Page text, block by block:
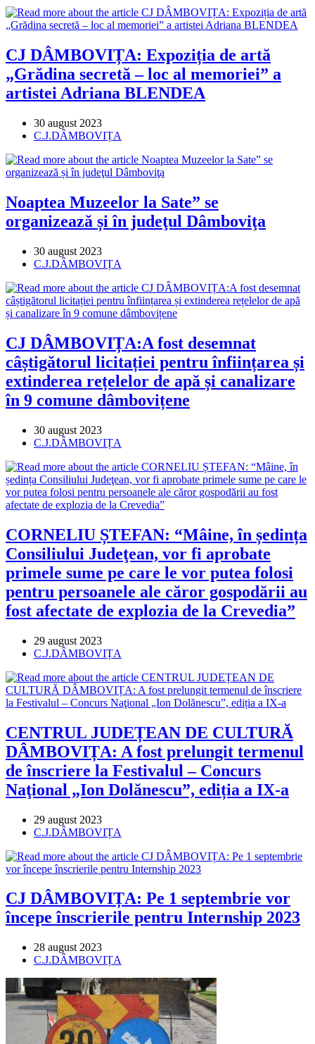
CJ DÂMBOVIȚA: Expoziția de artă
„Grădina secretă – loc al memoriei” a
artistei Adriana BLENDEA
Post
published:
30 august 2023
Post
C.J.DÂMBOVIȚA
Noaptea Muzeelor la Sate” se
organizează și în judeţul Dâmboviţa
Post
published:
30 august 2023
Post
C.J.DÂMBOVIȚA
CJ DÂMBOVIȚA:A fost desemnat
câștigătorul licitației pentru înființarea și
extinderea rețelelor de apă și canalizare
în 9 comune dâmbovițene
Post
published:
30 august 2023
Post
C.J.DÂMBOVIȚA
CORNELIU ȘTEFAN: “Mâine, în ședința
Consiliului Judeţean, vor fi aprobate
primele sume pe care le vor putea folosi
pentru persoanele ale căror gospodării au
fost afectate de explozia de la Crevedia”
Post
published:
29 august 2023
Post
C.J.DÂMBOVIȚA
CENTRUL JUDEȚEAN DE CULTURĂ
DÂMBOVIȚA: A fost prelungit termenul
de înscriere la Festivalul – Concurs
Naţional „Ion Dolănescu”, ediția a IX-a
Post
published:
29 august 2023
Post
C.J.DÂMBOVIȚA
CJ DÂMBOVIȚA: Pe 1 septembrie vor
începe înscrierile pentru Internship 2023
Post
published:
28 august 2023
Post
C.J.DÂMBOVIȚA